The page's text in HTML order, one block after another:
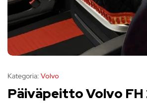
Kategoria: Volvo
Päiväpeitto Volvo FH